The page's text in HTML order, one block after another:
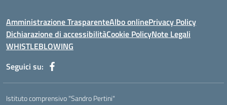
Amministrazione TrasparenteAlbo onlinePrivacy Policy
Dichiarazione di accessibilitàCookie PolicyNote Legali
WHISTLEBLOWING
Seguici su:
Istituto comprensivo "Sandro Pertini"